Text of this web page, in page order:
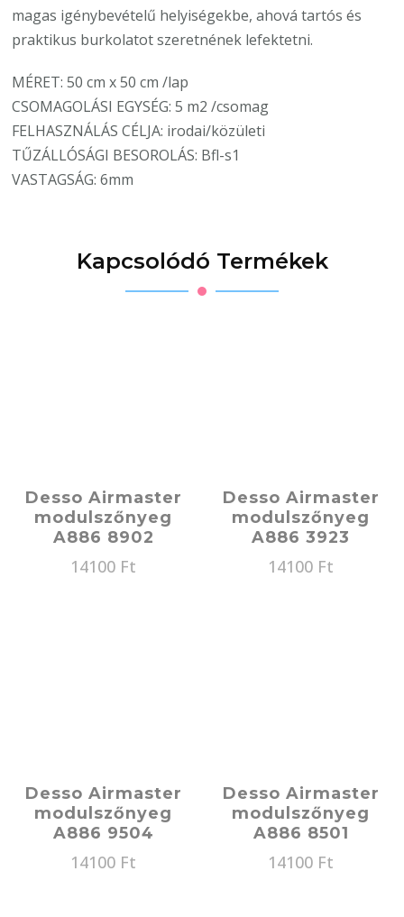
magas igénybevételű helyiségekbe, ahová tartós és
praktikus burkolatot szeretnének lefektetni.
MÉRET: 50 cm x 50 cm /lap
CSOMAGOLÁSI EGYSÉG: 5 m2 /csomag
FELHASZNÁLÁS CÉLJA: irodai/közületi
TŰZÁLLÓSÁGI BESOROLÁS: Bfl-s1
VASTAGSÁG: 6mm
Kapcsolódó Termékek
Desso Airmaster
modulszőnyeg
A886 8902
14100 Ft
Desso Airmaster
modulszőnyeg
A886 3923
14100 Ft
Desso Airmaster
modulszőnyeg
A886 9504
14100 Ft
Desso Airmaster
modulszőnyeg
A886 8501
14100 Ft